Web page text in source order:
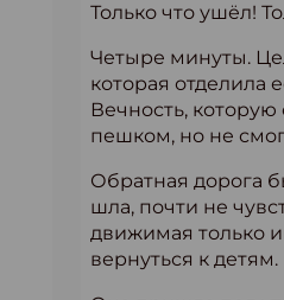
Только что ушёл!
Четыре минуты.
которая отделила
Вечность,
пешком, но не
Обратная дорога
шла, почти не
движимая только
вернуться к детям.